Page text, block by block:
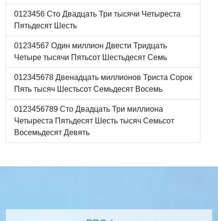
0123456 Сто Двадцать Три тысячи Четыреста
Пятьдесят Шесть
01234567 Один миллион Двести Тридцать
Четыре тысячи Пятьсот Шестьдесят Семь
012345678 Двенадцать миллионов Триста Сорок
Пять тысяч Шестьсот Семьдесят Восемь
0123456789 Сто Двадцать Три миллиона
Четыреста Пятьдесят Шесть тысяч Семьсот
Восемьдесят Девять